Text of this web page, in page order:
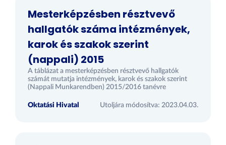
Mesterképzésben résztvevő
hallgatók száma intézmények,
karok és szakok szerint
(nappali) 2015
A táblázat a mesterképzésben résztvevő hallgatók
számát mutatja intézmények, karok és szakok szerint
(Nappali Munkarendben) 2015/2016 tanévre
Oktatási Hivatal Utoljára módosítva: 2023.04.03.